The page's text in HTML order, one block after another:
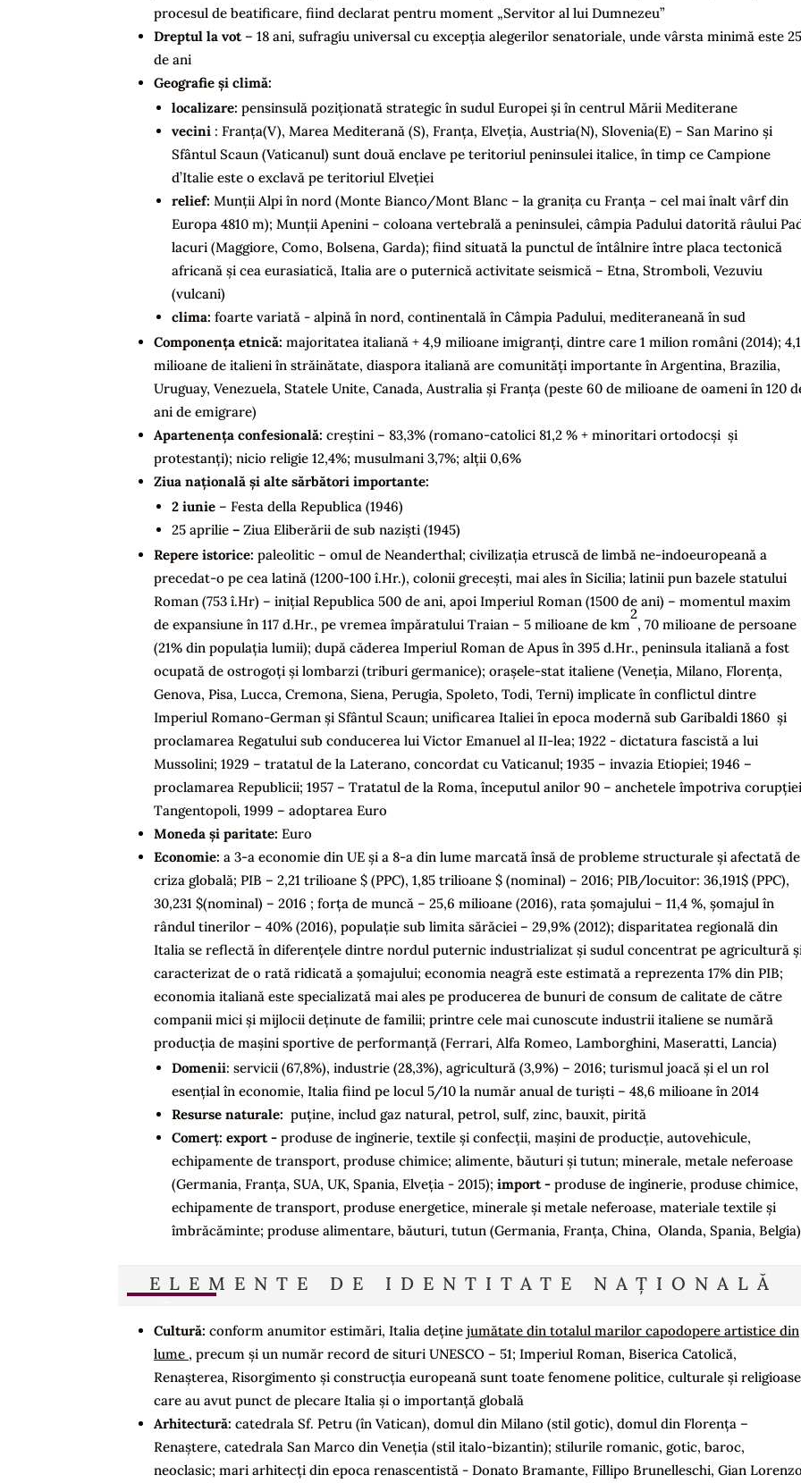
procesul de beatificare, fiind declarat pentru moment „Servitor al lui Dumnezeu”
Dreptul la vot– 18 ani, sufragiu universal cu excepția alegerilor senatoriale, unde vârsta minimă este 25
de ani
Geografie și climă:
localizare: pensinsulă poziționată strategic în sudul Europei și în centrul Mării Mediterane
vecini : Franța(V), Marea Mediterană (S), Franța, Elveția, Austria(N), Slovenia(E) – San Marino și
Sfântul Scaun (Vaticanul) sunt două enclave pe teritoriul peninsulei italice, în timp ce Campione
d’Italie este o exclavă pe teritoriul Elveției
relief: Munții Alpi în nord (Monte Bianco/Mont Blanc – la granița cu Franța – cel mai înalt vârf din
Europa 4810 m); Munții Apenini – coloana vertebrală a peninsulei, câmpia Padului datorită râului
lacuri (Maggiore, Como, Bolsena, Garda); fiind situată la punctul de întâlnire între placa tectonică
africană și cea eurasiatică, Italia are o puternică activitate seismică – Etna, Stromboli, Vezuviu
(vulcani)
clima: foarte variată - alpină în nord, continentală în Câmpia Padului, mediteraneană în sud
Componența etnică: majoritatea italiană + 4,9 milioane imigranți, dintre care 1 milion români (2014); 4,1
milioane de italieni în străinătate, diaspora italiană are comunități importante în Argentina, Brazilia,
Uruguay, Venezuela, Statele Unite, Canada, Australia și Franța (peste 60 de milioane de oameni în 120
ani de emigrare)
Apartenența confesională: creștini – 83,3% (romano-catolici 81,2 % + minoritari ortodocși și
protestanți); nicio religie 12,4%; musulmani 3,7%; alții 0,6%
Ziua națională și alte sărbători importante:
2 iunie – Festa della Republica (1946)
25 aprilie – Ziua Eliberării de sub naziști (1945)
Repere istorice: paleolitic – omul de Neanderthal; civilizația etruscă de limbă ne-indoeuropeană a
precedat-o pe cea latină (1200-100 î.Hr.), colonii grecești, mai ales în Sicilia; latinii pun bazele statului
Roman (753 î.Hr) – inițial Republica 500 de ani, apoi Imperiul Roman (1500 de ani) – momentul maxim
de expansiune în 117 d.Hr., pe vremea împăratului Traian – 5 milioane de km
2
, 70 milioane de persoane
(21% din populația lumii); după căderea Imperiul Roman de Apus în 395 d.Hr., peninsula italiană a fost
ocupată de ostrogoți și lombarzi (triburi germanice); orașele-stat italiene (Veneția, Milano, Florența,
Genova, Pisa, Lucca, Cremona, Siena, Perugia, Spoleto, Todi, Terni) implicate în conflictul dintre
Imperiul Romano-German și Sfântul Scaun; unificarea Italiei în epoca modernă sub Garibaldi 1860 și
proclamarea Regatului sub conducerea lui Victor Emanuel al II-lea; 1922 - dictatura fascistă a lui
Mussolini; 1929 – tratatul de la Laterano, concordat cu Vaticanul; 1935 – invazia Etiopiei; 1946 –
proclamarea Republicii; 1957 – Tratatul de la Roma, începutul anilor 90 – anchetele împotriva corupției
Tangentopoli, 1999 – adoptarea Euro
Moneda și paritate: Euro
Economie: a 3-a economie din UE și a 8-a din lume marcată însă de probleme structurale și afectată de
criza globală; PIB – 2,21 trilioane $ (PPC), 1,85 trilioane $ (nominal) – 2016; PIB/locuitor: 36,191$ (PPC),
30,231 $(nominal) – 2016 ; forța de muncă – 25,6 milioane (2016), rata șomajului – 11,4 %, șomajul în
rândul tinerilor – 40% (2016), populație sub limita sărăciei – 29,9% (2012); disparitatea regională din
Italia se reflectă în diferențele dintre nordul puternic industrializat și sudul concentrat pe agricultură
caracterizat de o rată ridicată a șomajului; economia neagră este estimată a reprezenta 17% din PIB;
economia italiană este specializată mai ales pe producerea de bunuri de consum de calitate de către
companii mici și mijlocii deținute de familii; printre cele mai cunoscute industrii italiene se numără
producția de mașini sportive de performanță (Ferrari, Alfa Romeo, Lamborghini, Maseratti, Lancia)
Domenii: servicii (67,8%), industrie (28,3%), agricultură (3,9%) – 2016; turismul joacă și el un rol
esențial în economie, Italia fiind pe locul 5/10 la număr anual de turiști – 48,6 milioane în 2014
Resurse naturale: puține, includ gaz natural, petrol, sulf, zinc, bauxit, pirită
Comerț: export - produse de inginerie, textile și confecții, mașini de producție, autovehicule,
echipamente de transport, produse chimice; alimente, băuturi și tutun; minerale, metale neferoase
(Germania, Franța, SUA, UK, Spania, Elveția - 2015); import - produse de inginerie, produse chimice,
echipamente de transport, produse energetice, minerale și metale neferoase, materiale textile și
îmbrăcăminte; produse alimentare, băuturi, tutun (Germania, Franța, China, Olanda, Spania, Belgia)
ELEMENTE DE IDENTITATE NAȚIONALĂ
Cultură: conform anumitor estimări, Italia deține jumătate din totalul marilor capodopere artistice din
lume , precum și un număr record de situri UNESCO – 51; Imperiul Roman, Biserica Catolică,
Renașterea, Risorgimento și construcția europeană sunt toate fenomene politice, culturale și religioase
care au avut punct de plecare Italia și o importanță globală
Arhitectură: catedrala Sf. Petru (în Vatican), domul din Milano (stil gotic), domul din Florența –
Renaștere, catedrala San Marco din Veneția (stil italo-bizantin); stilurile romanic, gotic, baroc,
neoclasic; mari arhitecți din epoca renascentistă - Donato Bramante, Fillipo Brunelleschi, Gian